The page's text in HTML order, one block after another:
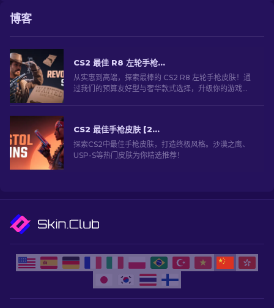
博客
CS2 最佳 R8 左轮手枪皮肤 [2026]
从实惠到高端，探索最棒的 CS2 R8 左轮手枪皮肤！通
过我们的预算友好型与奢华款式选择，升级你的游戏体
CS2 最佳手枪皮肤 [2026]
探索CS2中最佳手枪皮肤，打造终极风格。沙漠之鹰、
USP-S等热门皮肤为你精选推荐！